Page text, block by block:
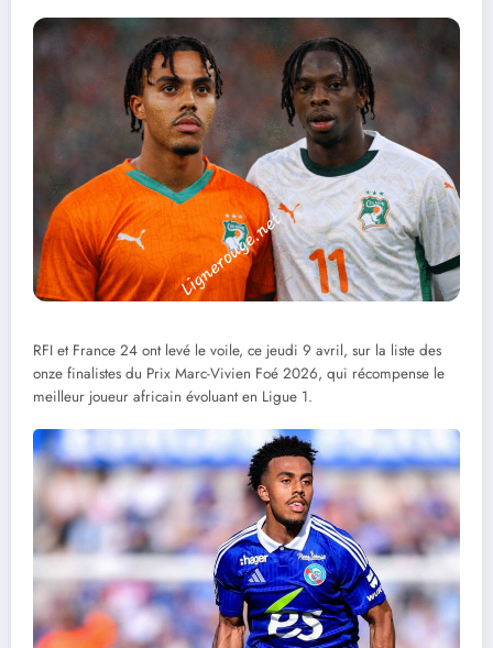
RFI et France 24 ont levé le voile, ce jeudi 9 avril, sur la liste des
onze finalistes du Prix Marc-Vivien Foé 2026, qui récompense le
meilleur joueur africain évoluant en Ligue 1.